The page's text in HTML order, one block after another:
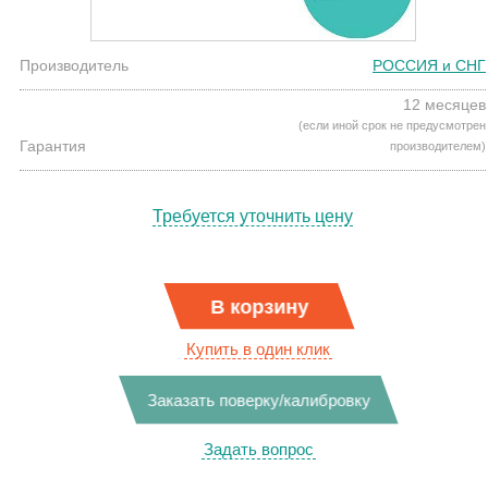
Производитель РОССИЯ и СНГ
Гарантия
12 месяцев
(если иной срок не предусмотрен
производителем)
Требуется уточнить цену
В корзину
Купить в один клик
Заказать поверку/калибровку
Задать вопрос